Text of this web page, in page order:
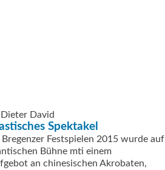
David
Spektakel
Bregenzer Festspielen 2015 wurde auf
Bühne mti einem
an chinesischen Akrobaten,